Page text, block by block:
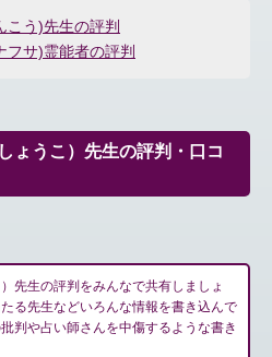
こう)先生の評判
フサ)霊能者の評判
うこ）先生の評判・口コ
先生の評判をみんなで共有しましょ
る先生などいろんな情報を書き込んで
判や占い師さんを中傷するような書き